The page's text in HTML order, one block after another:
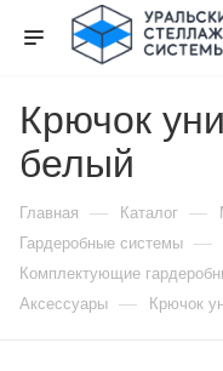
Крючок
белый
Главная — Каталог —
Гардеробные системы —
Комплектующие
Аксессуары — Крючок